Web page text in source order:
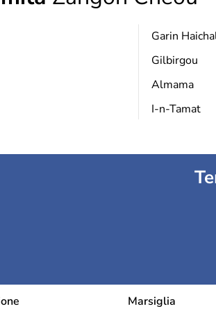
Garin
Gilbirgou
Almama
I-n-Tamat
Marsiglia